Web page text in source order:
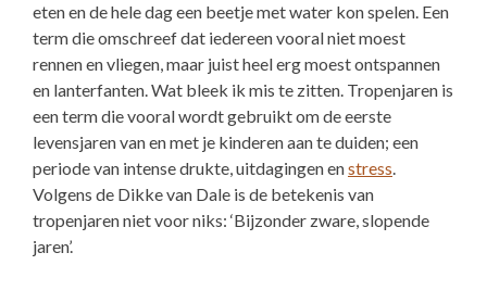
eten en de hele dag een beetje met water kon spelen. Een
term die omschreef dat iedereen vooral niet moest
rennen en vliegen, maar juist heel erg moest ontspannen
en lanterfanten. Wat bleek ik mis te zitten. Tropenjaren is
een term die vooral wordt gebruikt om de eerste
levensjaren van en met je kinderen aan te duiden; een
periode van intense drukte, uitdagingen enstress.
Volgens de Dikke van Dale is de betekenis van
tropenjaren niet voor niks: ‘Bijzonder zware, slopende
jaren’.